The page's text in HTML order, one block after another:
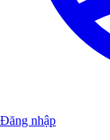
Đăng nhập